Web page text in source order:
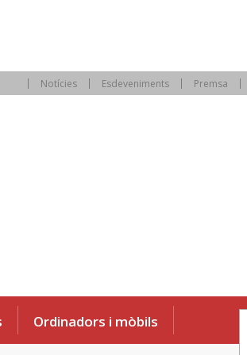
Notícies Esdeveniments Premsa
Ordinadors i mòbils